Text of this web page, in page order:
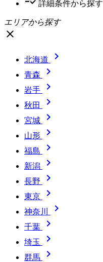
詳細条件から探す
エリアから探す
close
北海道 
青森 
岩手 
秋田 
宮城 
山形 
福島 
新潟 
長野 
東京 
神奈川 
千葉 
埼玉 
群馬 